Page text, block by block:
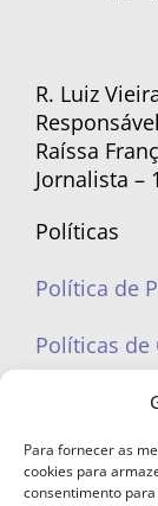
Para fornecer as
cookies para
consentimento
R. Luiz
Raíssa
Jornalista –
Políticas
Política de
Políticas de